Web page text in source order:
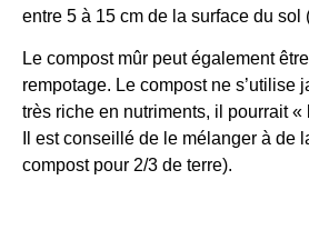
entre 5 à 15 cm de la surface du sol
Le compost mûr peut également
rempotage. Le compost ne s’utilise
très riche en nutriments, il pourrait
Il est conseillé de le mélanger à de
compost pour 2/3 de terre).